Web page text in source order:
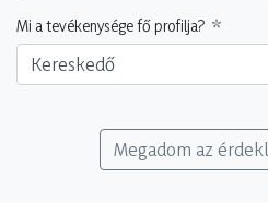
Mi a tevékenysége fő profilja?
Kereskedő
Megadom az